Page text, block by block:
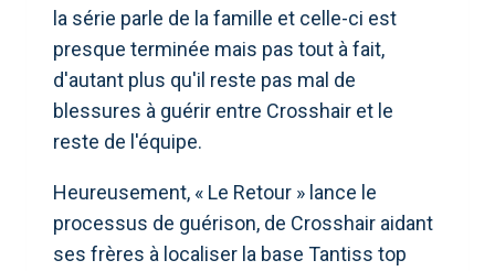
la série parle de la famille et celle-ci est
presque terminée mais pas tout à fait,
d'autant plus qu'il reste pas mal de
blessures à guérir entre Crosshair et le
reste de l'équipe.
Heureusement, « Le Retour » lance le
processus de guérison, de Crosshair aidant
ses frères à localiser la base Tantiss top